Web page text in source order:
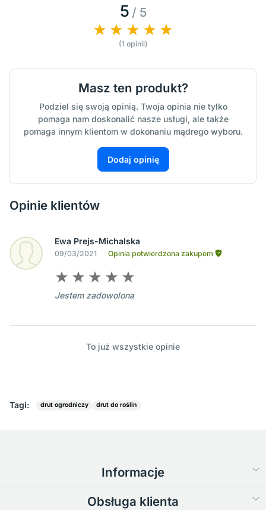
5 / 5
(1 opinii)
Masz ten produkt?
Podziel się swoją opinią. Twoja opinia nie tylko
pomaga nam doskonalić nasze usługi, ale także
pomaga innym klientom w dokonaniu mądrego wyboru.
Dodaj opinię
Opinie klientów
Ewa Prejs-Michalska
09/03/2021 Opinia potwierdzona zakupem
Jestem zadowolona
To już wszystkie opinie
Tagi: drut ogrodniczy drut do roślin
Informacje
Obsługa klienta